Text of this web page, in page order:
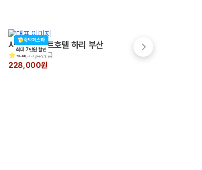
숙박페스타
최대 7만원 할인
시타딘커넥트호텔 하리 부산
4.8( 33)4성급
228,000원
라마다앙코르부산
4.4